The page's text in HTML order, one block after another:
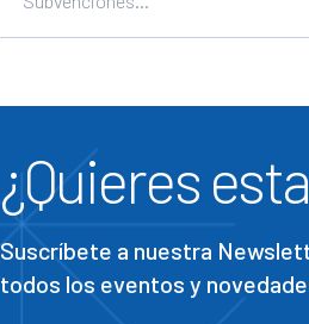
¿Quieres
Suscríbete a nuestra
todos los eventos y